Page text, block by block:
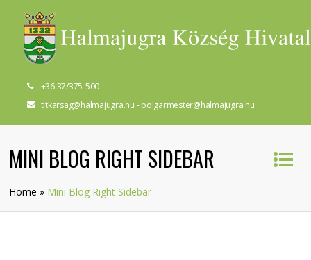
+36 37/375-500
titkarsag@halmajugra.hu - polgarmester@halmajugra.hu
MINI BLOG RIGHT SIDEBAR
Home » Mini Blog Right Sidebar